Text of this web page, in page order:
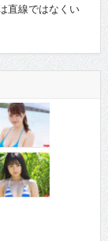
直線ではなくい